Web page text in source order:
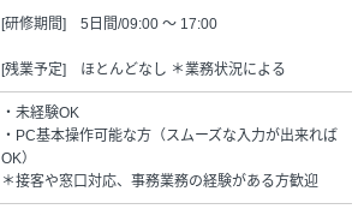
[研修期間] 5日間/09:00 ～ 17:00
[残業予定] ほとんどなし ＊業務状況による
・未経験OK
・PC基本操作可能な方（スムーズな入力が出来れば
OK）
＊接客や窓口対応、事務業務の経験がある方歓迎